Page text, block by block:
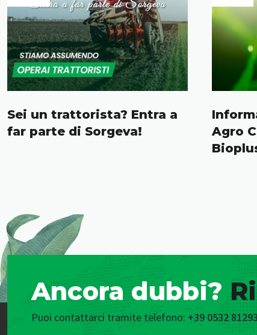
Sei un trattorista? Entra a
far parte di Sorgeva!
Agro
Ancora dubbi?
Puoi contattarci tramite telefono: +39 0532